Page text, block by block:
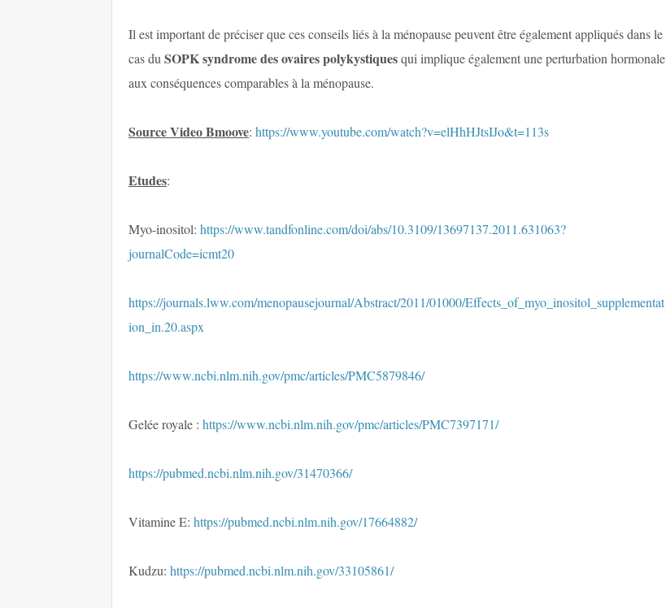
Il est important de préciser que ces conseils liés à la ménopause peuvent être également appliqués dans le
cas du SOPKsyndrome des ovaires polykystiquesqui implique également une perturbation hormonale
aux conséquences comparables à la ménopause.
Source Video Bmoove: https://www.youtube.com/watch?v=elHhHJtsIJo&t=113s
Etudes:
Myo-inositol: https://www.tandfonline.com/doi/abs/10.3109/13697137.2011.631063?
journalCode=icmt20
https://journals.lww.com/menopausejournal/Abstract/2011/01000/Effects_of_myo_inositol_supplementat
ion_in.20.aspx
https://www.ncbi.nlm.nih.gov/pmc/articles/PMC5879846/
Gelée royale : https://www.ncbi.nlm.nih.gov/pmc/articles/PMC7397171/
https://pubmed.ncbi.nlm.nih.gov/31470366/
Vitamine E: https://pubmed.ncbi.nlm.nih.gov/17664882/
Kudzu: https://pubmed.ncbi.nlm.nih.gov/33105861/